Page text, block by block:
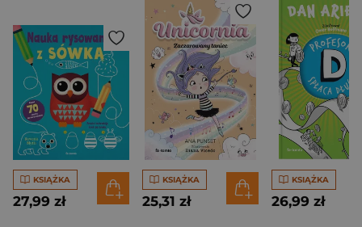
KSIĄŻKA
27,99 zł
KSIĄŻKA
25,31 zł
KSIĄŻKA
26,99 zł